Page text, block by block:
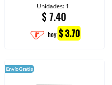
Unidades: 1
$ 7.40
hoy $ 3.70
Envío Gratis